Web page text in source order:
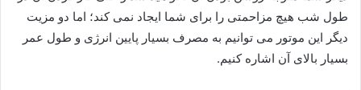
طول شب هیچ مزاحمتی را برای شما ایجاد نمی کند؛ اما دو مزیت
دیگر این موتور می توانیم به مصرف بسیار پایین انرژی و طول عمر
بسیار بالای آن اشاره کنیم.